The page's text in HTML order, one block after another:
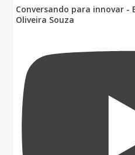
Conversando para innovar -
Oliveira Souza